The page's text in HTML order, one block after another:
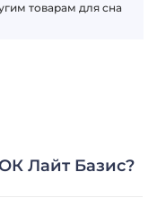
товарам для сна
Лайт Базис?